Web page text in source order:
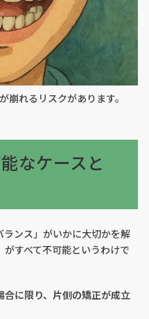
崩れるリスクがあります。
なケースと
ンス」がいかに大切かを解
すべて不可能というわけで
に限り、片側の矯正が成立